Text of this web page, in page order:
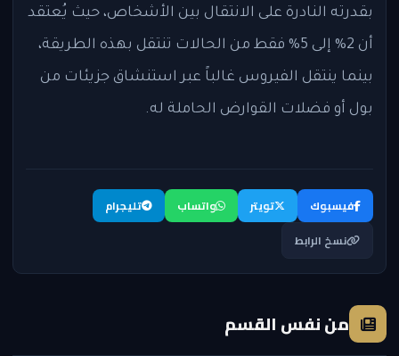
بقدرته النادرة على الانتقال بين الأشخاص، حيث يُعتقد
أن 2% إلى 5% فقط من الحالات تنتقل بهذه الطريقة،
بينما ينتقل الفيروس غالباً عبر استنشاق جزيئات من
بول أو فضلات القوارض الحاملة له.
فيسبوك تويتر واتساب
تليجرام
نسخ الرابط
من نفس القسم